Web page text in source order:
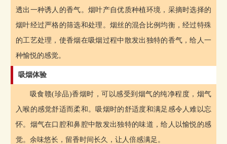
透出一种诱人的香气。烟叶产自优质种植环境，采摘时选择的
烟叶经过严格的筛选和处理。烟丝的混合比例均衡，经过特殊
的工艺处理，使香烟在吸烟过程中散发出独特的香气，给人一
种愉悦的感觉。
吸烟体验
吸食赣(珍品)香烟时，可以感受到烟气的纯净程度，烟气
入喉的感觉舒适而柔和。吸烟时的舒适度和满足感令人难以忘
怀。烟气在口腔和鼻腔中散发出独特的味道，给人以愉悦的感
觉。余味悠长，留香时间长久，让人倍感满足。